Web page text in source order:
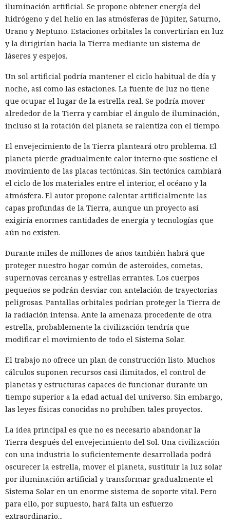
iluminación artificial. Se propone obtener energía del
hidrógeno y del helio en las atmósferas de Júpiter, Saturno,
Urano y Neptuno. Estaciones orbitales la convertirían en luz
y la dirigirían hacia la Tierra mediante un sistema de
láseres y espejos.
Un sol artificial podría mantener el ciclo habitual de día y
noche, así como las estaciones. La fuente de luz no tiene
que ocupar el lugar de la estrella real. Se podría mover
alrededor de la Tierra y cambiar el ángulo de iluminación,
incluso si la rotación del planeta se ralentiza con el tiempo.
El envejecimiento de la Tierra planteará otro problema. El
planeta pierde gradualmente calor interno que sostiene el
movimiento de las placas tectónicas. Sin tectónica cambiará
el ciclo de los materiales entre el interior, el océano y la
atmósfera. El autor propone calentar artificialmente las
capas profundas de la Tierra, aunque un proyecto así
exigiría enormes cantidades de energía y tecnologías que
aún no existen.
Durante miles de millones de años también habrá que
proteger nuestro hogar común de asteroides, cometas,
supernovas cercanas y estrellas errantes. Los cuerpos
pequeños se podrán desviar con antelación de trayectorias
peligrosas. Pantallas orbitales podrían proteger la Tierra de
la radiación intensa. Ante la amenaza procedente de otra
estrella, probablemente la civilización tendría que
modificar el movimiento de todo el Sistema Solar.
El trabajo no ofrece un plan de construcción listo. Muchos
cálculos suponen recursos casi ilimitados, el control de
planetas y estructuras capaces de funcionar durante un
tiempo superior a la edad actual del universo. Sin embargo,
las leyes físicas conocidas no prohíben tales proyectos.
La idea principal es que no es necesario abandonar la
Tierra después del envejecimiento del Sol. Una civilización
con una industria lo suficientemente desarrollada podrá
oscurecer la estrella, mover el planeta, sustituir la luz solar
por iluminación artificial y transformar gradualmente el
Sistema Solar en un enorme sistema de soporte vital. Pero
para ello, por supuesto, hará falta un esfuerzo
extraordinario...
Mientras veías una película, tu
televisor Samsung pudo haber
estado canalizando durante
horas tráfico ajeno por tu red
doméstica.
17:36 / 05.08.2026
Ahora la empresa ha decidido ponerle fin.